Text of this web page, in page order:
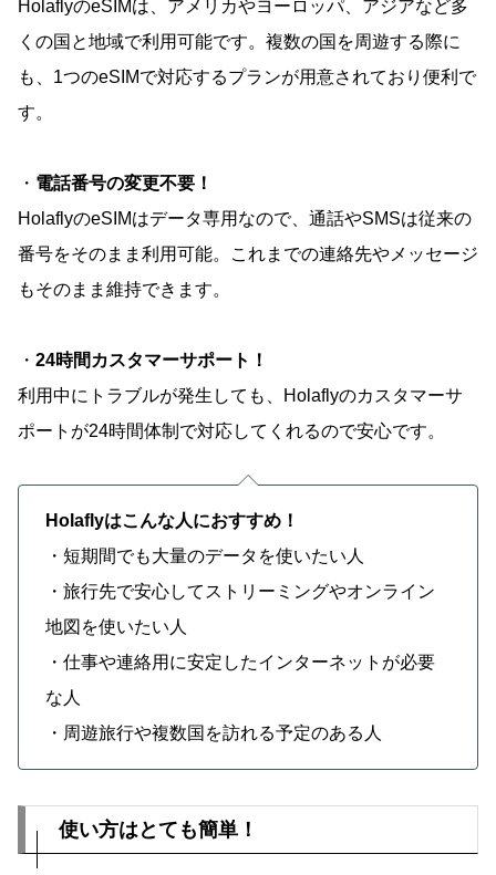
HolaflyのeSIMは、アメリカやヨーロッパ、アジアなど多
くの国と地域で利用可能です。複数の国を周遊する際に
も、1つのeSIMで対応するプランが用意されており便利で
す。
・ 電話番号の変更不要！
HolaflyのeSIMはデータ専用なので、通話やSMSは従来の
番号をそのまま利用可能。これまでの連絡先やメッセージ
もそのまま維持できます。
・ 24時間カスタマーサポート！
利用中にトラブルが発生しても、Holaflyのカスタマーサ
ポートが24時間体制で対応してくれるので安心です。
Holaflyはこんな人におすすめ！
・短期間でも大量のデータを使いたい人
・旅行先で安心してストリーミングやオンライン
地図を使いたい人
・仕事や連絡用に安定したインターネットが必要
な人
・周遊旅行や複数国を訪れる予定のある人
使い方はとても簡単！